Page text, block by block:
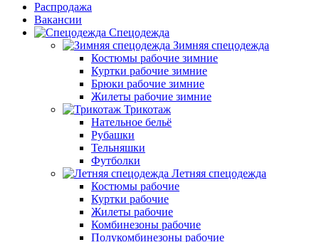
Распродажа
Вакансии
Спецодежда
Зимняя спецодежда
Костюмы рабочие зимние
Куртки рабочие зимние
Брюки рабочие зимние
Жилеты рабочие зимние
Трикотаж
Нательное бельё
Рубашки
Тельняшки
Футболки
Летняя спецодежда
Костюмы рабочие
Куртки рабочие
Жилеты рабочие
Комбинезоны рабочие
Полукомбинезоны рабочие